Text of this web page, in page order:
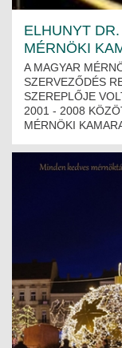
ELHUNYT
MÉRNÖKI
A MAGYAR
SZERVEZŐDÉS
SZEREPLŐJE
2001 - 2008
MÉRNÖKI